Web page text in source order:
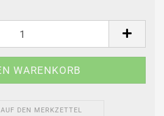
AUF DEN MERKZETTEL